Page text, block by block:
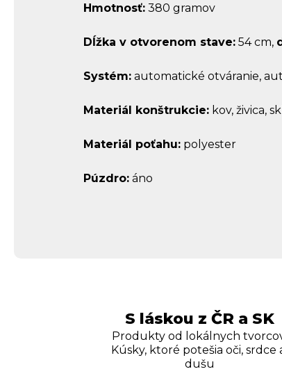
Hmotnosť: 380 gramov
Dĺžka v otvorenom stave: 54 cm, d
Systém: automatické otváranie,
Materiál konštrukcie: kov, živica,
Materiál poťahu: polyester
Púzdro: áno
S láskou z ČR a SK
Produkty od lokálnych
Kúsky, ktoré potešia oči, srdce
dušu